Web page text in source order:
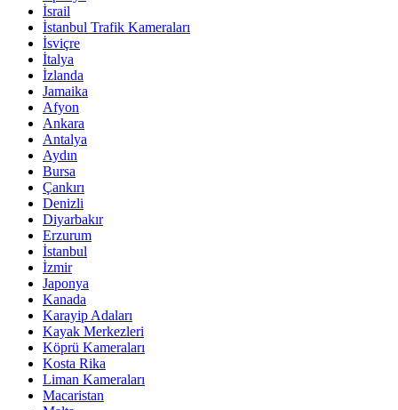
İsrail
İstanbul Trafik Kameraları
İsviçre
İtalya
İzlanda
Jamaika
Afyon
Ankara
Antalya
Aydın
Bursa
Çankırı
Denizli
Diyarbakır
Erzurum
İstanbul
İzmir
Japonya
Kanada
Karayip Adaları
Kayak Merkezleri
Köprü Kameraları
Kosta Rika
Liman Kameraları
Macaristan